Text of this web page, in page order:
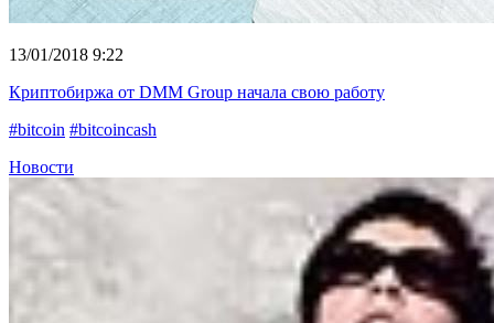
13/01/2018 9:22
Криптобиржа от DMM Group начала свою работу
#bitcoin #bitcoincash
Новости